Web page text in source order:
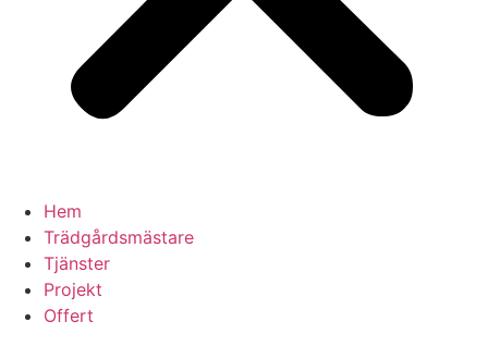
Hem
Trädgårdsmästare
Tjänster
Projekt
Offert